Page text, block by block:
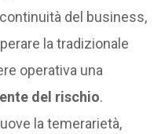
del business,
la tradizionale
operativa una
del rischio.
la temerarietà,